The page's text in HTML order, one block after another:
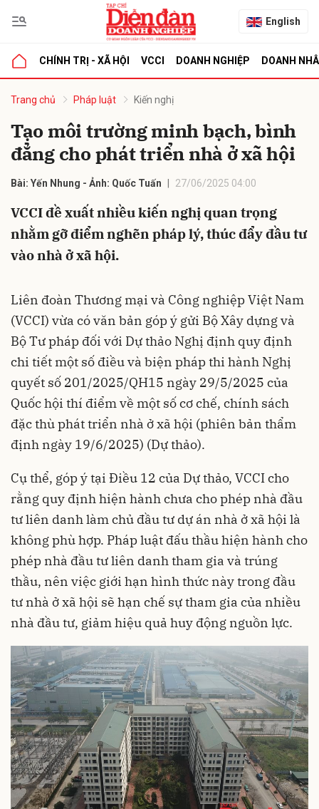
English
CHÍNH TRỊ - XÃ HỘI VCCI DOANH NGHIỆP DOANH
Trang chủ Pháp luật Kiến nghị
Tạo môi trường minh bạch, bình
đẳng cho phát triển nhà ở xã hội
Bài: Yến Nhung - Ảnh: Quốc Tuấn 27/06/2025 04:00
VCCI đề xuất nhiều kiến nghị quan trọng
nhằm gỡ điểm nghẽn pháp lý, thúc đẩy đầu tư
vào nhà ở xã hội.
Liên đoàn Thương mại và Công nghiệp Việt Nam
(VCCI) vừa có văn bản góp ý gửi Bộ Xây dựng và
Bộ Tư pháp đối với Dự thảo Nghị định quy định
chi tiết một số điều và biện pháp thi hành Nghị
quyết số 201/2025/QH15 ngày 29/5/2025 của
Quốc hội thí điểm về một số cơ chế, chính sách
đặc thù phát triển nhà ở xã hội (phiên bản thẩm
định ngày 19/6/2025) (Dự thảo).
Cụ thể, góp ý tại Điều 12 của Dự thảo, VCCI cho
rằng quy định hiện hành chưa cho phép nhà đầu
tư liên danh làm chủ đầu tư dự án nhà ở xã hội là
không phù hợp. Pháp luật đấu thầu hiện hành cho
phép nhà đầu tư liên danh tham gia và trúng
thầu, nên việc giới hạn hình thức này trong đầu
tư nhà ở xã hội sẽ hạn chế sự tham gia của nhiều
nhà đầu tư, giảm hiệu quả huy động nguồn lực.
luận
Hủy